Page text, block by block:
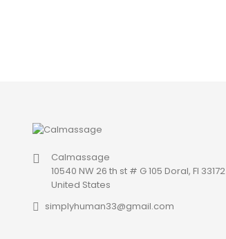
Calmassage
10540 NW 26 th st # G 105 Doral, Fl 33172
United States
simplyhuman33@gmail.com